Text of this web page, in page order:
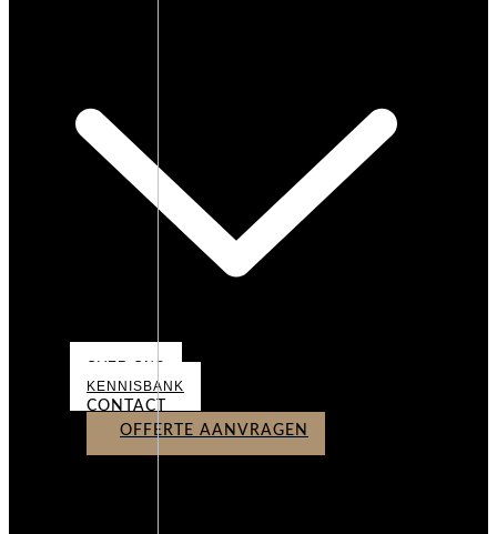
OVER ONS
KENNISBANK
CONTACT
OFFERTE AANVRAGEN